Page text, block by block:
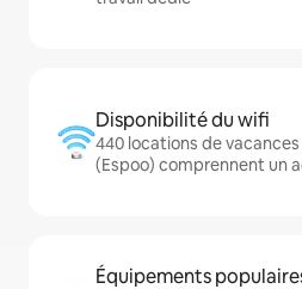
Disponibilité du wifi
440 locations de
(Espoo) comprennent un
Équipements